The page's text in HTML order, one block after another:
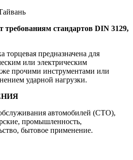
требованиям стандартов DIN 3129,
торцевая предназначена для
или электрическим
прочими инструментами или
ударной нагрузки.
автомобилей (СТО),
промышленность,
бытовое применение.